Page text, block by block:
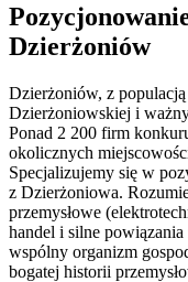
Dzierżoniów
Dzierżoniów, z
Dzierżoniowskiej i
Ponad 2 200 firm
okolicznych
Specjalizujemy się w
z Dzierżoniowa.
przemysłowe
handel i silne
wspólny organizm
bogatej historii